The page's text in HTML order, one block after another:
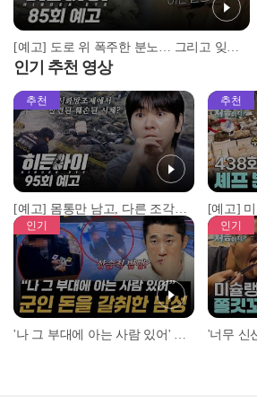
[예고] 도로 위 폭주한 분노… 그리고 잊을 수 없는 씨랜드 화재 참사
인기 추천 영상
추천
[예고] 몸통만 남고, 다른 조각은 어디에..? 시화호에서 드러난 충격적인 토막 살인사건!
추천
인기 인기